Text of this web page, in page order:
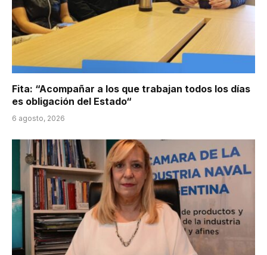
Fita: “Acompañar a los que trabajan todos los días
es obligación del Estado“
6 agosto, 2026